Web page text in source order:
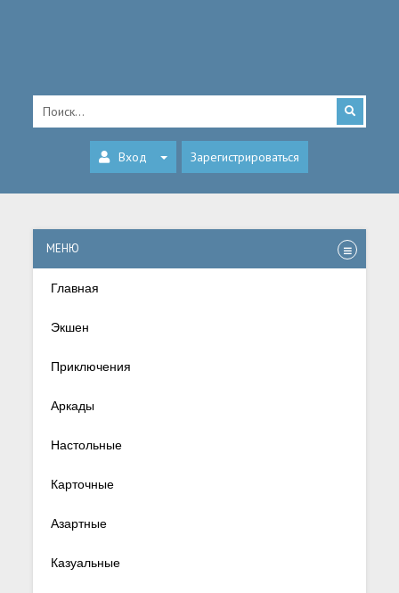
Вход Зарегистрироваться
МЕНЮ
Главная
Экшен
Приключения
Аркады
Настольные
Карточные
Азартные
Казуальные